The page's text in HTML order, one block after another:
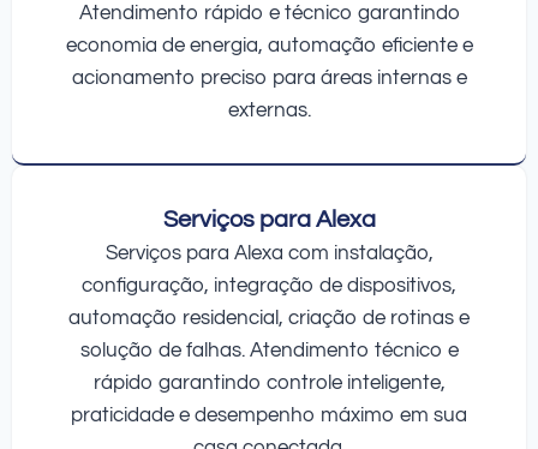
Atendimento rápido e técnico garantindo
economia de energia, automação eficiente e
acionamento preciso para áreas internas e
externas.
Serviços para Alexa
Serviços para Alexa com instalação,
configuração, integração de dispositivos,
automação residencial, criação de rotinas e
solução de falhas. Atendimento técnico e
rápido garantindo controle inteligente,
praticidade e desempenho máximo em sua